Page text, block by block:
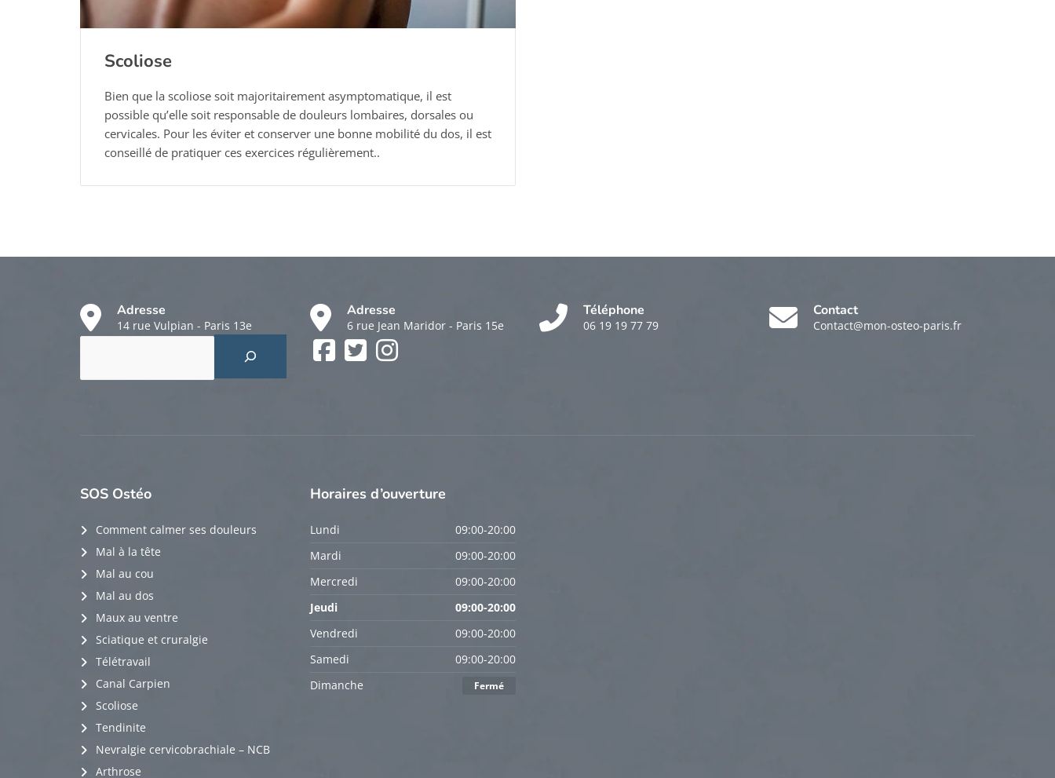
Scoliose
Bien que la scoliose soit majoritairement asymptomatique, il est
possible qu’elle soit responsable de douleurs lombaires, dorsales ou
cervicales. Pour les éviter et conserver une bonne mobilité du dos, il est
conseillé de pratiquer ces exercices régulièrement..
Adresse
14 rue Vulpian - Paris 13e
Adresse
6 rue Jean Maridor - Paris 15e
Téléphone
06 19 19 77 79
Contact
Contact@mon-osteo-paris.fr
Facebook
SOS Ostéo
Comment calmer ses douleurs
Mal à la tête
Mal au cou
Mal au dos
Maux au ventre
Sciatique et cruralgie
Télétravail
Canal Carpien
Scoliose
Tendinite
Nevralgie cervicobrachiale – NCB
Arthrose
Horaires d’ouverture
Lundi
09:00-20:00
Mardi
09:00-20:00
Mercredi
09:00-20:00
Jeudi
09:00-20:00
Vendredi
09:00-20:00
Samedi
09:00-20:00
Dimanche
Fermé